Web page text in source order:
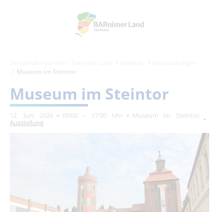
Museum im Steintor
Museum im Steintor
12. Juni 2026 09:00 – 17:00 Uhr
Museum im Steintor
Ausstellung